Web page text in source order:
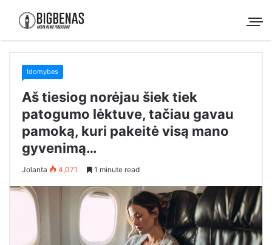
Idomybes
Aš tiesiog norėjau šiek tiek
patogumo lėktuve, tačiau gavau
pamoką, kuri pakeitė visą mano
gyvenimą…
Jolanta 4,071 1 minute read